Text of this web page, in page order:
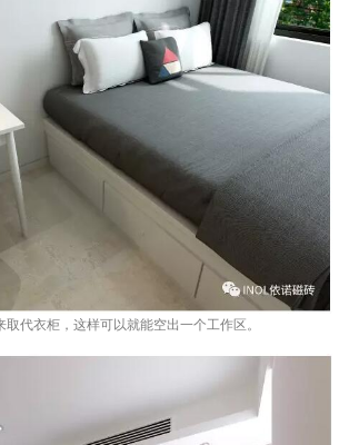
取代衣柜，这样可以就能空出一个工作区。